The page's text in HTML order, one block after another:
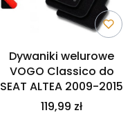
Dywaniki welurowe
VOGO Classico do
SEAT ALTEA 2009-2015
119,99 zł